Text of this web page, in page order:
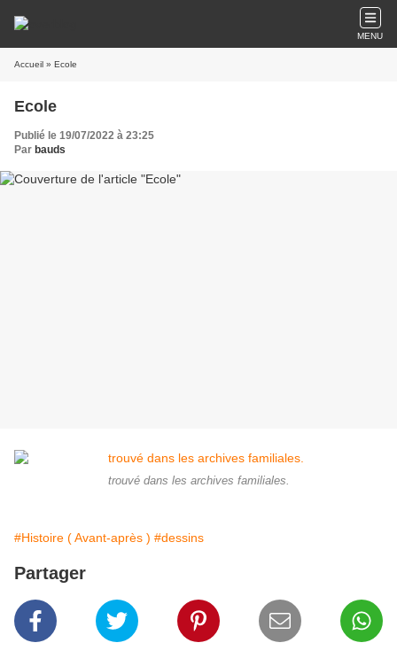
MENU
Accueil » Ecole
Ecole
Publié le 19/07/2022 à 23:25
Par bauds
trouvé dans les archives familiales.
#Histoire ( Avant-après ) #dessins
Partager